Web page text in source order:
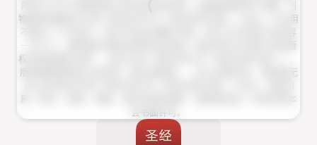
物或其他媒体中引用《和合本2010（和合本修订版）》经文。凡引用
不超过一千节经文，其中不包含完整的书卷，或只占书刊或产品内容
一半以下，使用者无须预先获得本会批准。惟必须在书刊或产品的版
权页或显眼处注明：「经文引自《和合本2010（和合本修订版）》，
版权属香港圣经公会所有，蒙允准使用。 」除上述情况外，使用者无
刷、影印、录音、视像，或任何资料储存、复制或传送，均须先得本
会书面许可。